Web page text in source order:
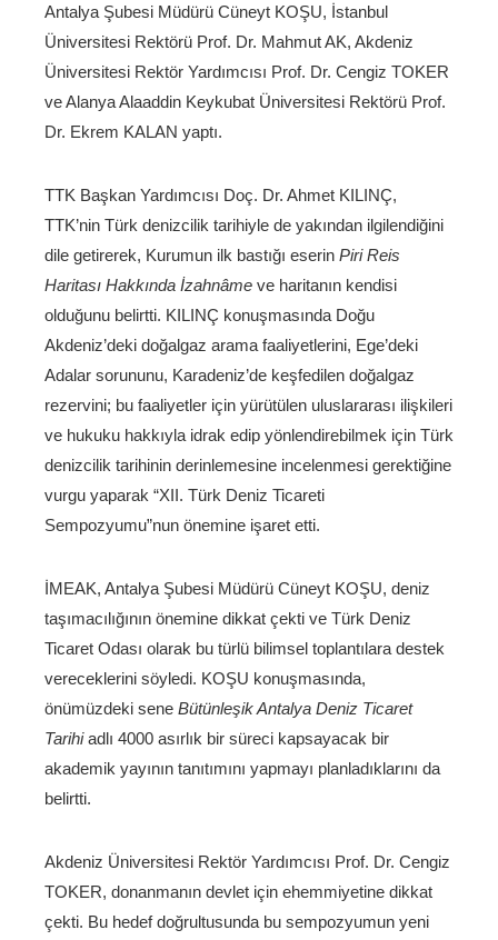
Antalya Şubesi Müdürü Cüneyt KOŞU, İstanbul
Üniversitesi Rektörü Prof. Dr. Mahmut AK, Akdeniz
Üniversitesi Rektör Yardımcısı Prof. Dr. Cengiz TOKER
ve Alanya Alaaddin Keykubat Üniversitesi Rektörü Prof.
Dr. Ekrem KALAN yaptı.
TTK Başkan Yardımcısı Doç. Dr. Ahmet KILINÇ,
TTK’nin Türk denizcilik tarihiyle de yakından ilgilendiğini
dile getirerek, Kurumun ilk bastığı eserin Piri Reis
Haritası Hakkında İzahnâme ve haritanın kendisi
olduğunu belirtti. KILINÇ konuşmasında Doğu
Akdeniz’deki doğalgaz arama faaliyetlerini, Ege’deki
Adalar sorununu, Karadeniz’de keşfedilen doğalgaz
rezervini; bu faaliyetler için yürütülen uluslararası ilişkileri
ve hukuku hakkıyla idrak edip yönlendirebilmek için Türk
denizcilik tarihinin derinlemesine incelenmesi gerektiğine
vurgu yaparak “XII. Türk Deniz Ticareti
Sempozyumu”nun önemine işaret etti.
İMEAK, Antalya Şubesi Müdürü Cüneyt KOŞU, deniz
taşımacılığının önemine dikkat çekti ve Türk Deniz
Ticaret Odası olarak bu türlü bilimsel toplantılara destek
vereceklerini söyledi. KOŞU konuşmasında,
önümüzdeki sene Bütünleşik Antalya Deniz Ticaret
Tarihiadlı 4000 asırlık bir süreci kapsayacak bir
akademik yayının tanıtımını yapmayı planladıklarını da
belirtti.
Akdeniz Üniversitesi Rektör Yardımcısı Prof. Dr. Cengiz
TOKER, donanmanın devlet için ehemmiyetine dikkat
çekti. Bu hedef doğrultusunda bu sempozyumun yeni